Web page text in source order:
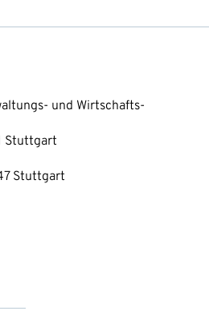
und Wirtschafts-
Stuttgart
Stuttgart